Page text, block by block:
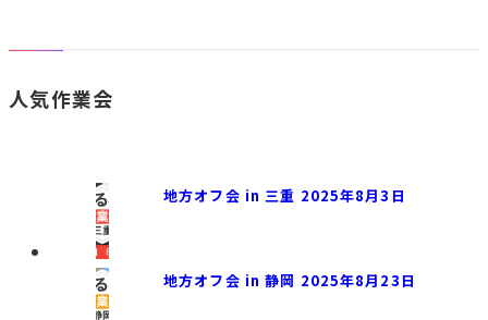
人気作業会
地方オフ会 in 三重 2025年8月3日
地方オフ会 in 静岡 2025年8月23日